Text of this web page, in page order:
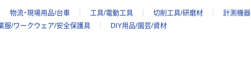
物流・現場用品/台車 工具/電動工具 切削工具/研磨材 計測機器
服/ワークウェア/安全保護具 DIY用品/園芸/資材